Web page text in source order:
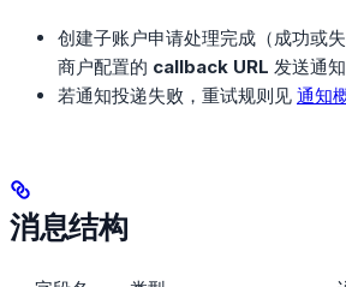
创建子账户申请处理完成（成功或
商户配置的 callback URL 发送通知
若通知投递失败，重试规则见 通知
消息结构